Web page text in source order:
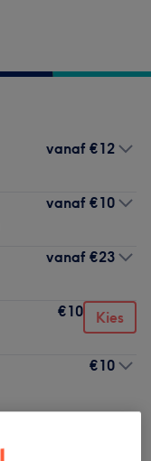
vanaf €12
vanaf €10
vanaf €23
€10 Kies
€10